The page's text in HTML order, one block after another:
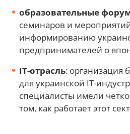
образовательные
семинаров и
информированию
предпринимателей о
IT-отрасль: организация
для украинской IT-
специалисты имели
том, как работает этот